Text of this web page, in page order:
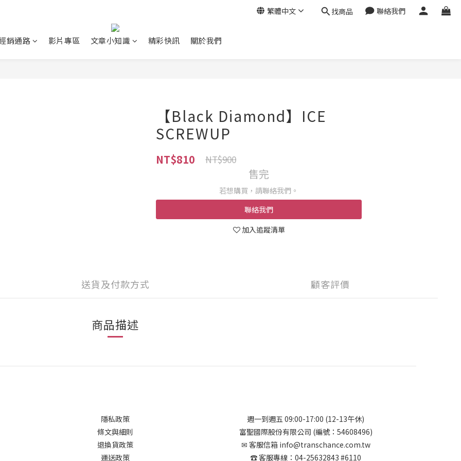
繁體中文 找商品 聯絡我們
銷通路 影片專區 文章小知識 精彩快訊 關於我們
【Black Diamond】ICE
SCREWUP
NT$810 NT$900
售完
若想購買，請聯絡我們。
聯絡我們
加入追蹤清單
送貨及付款方式 顧客評價
商品描述
隱私政策
條文與細則
退換貨政策
運送政策
週一到週五 09:00-17:00 (12-13午休)
富聖國際股份有限公司 (編號：54608496)
✉︎ 客服信箱 info@transchance.com.tw
☎︎ 客服專線：04-25632843 #6110